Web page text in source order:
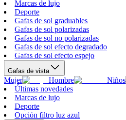
Marcas de lujo
Deporte
Gafas de sol graduables
Gafas de sol polarizadas
Gafas de sol no polarizadas
Gafas de sol efecto degradado
Gafas de sol efecto espejo
Gafas de vista
Mujer Hombre
Niños
Últimas novedades
Marcas de lujo
Deporte
Opción filtro luz azul